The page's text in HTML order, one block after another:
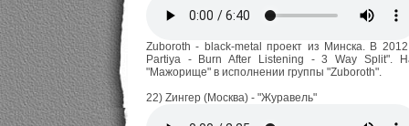
Zuboroth - black-metal проект из Минска. В
Partiya - Burn After Listening - 3 Way Split".
"Мажорище" в исполнении группы "Zuboroth".
22) Zингер (Москва) - "Журавель"